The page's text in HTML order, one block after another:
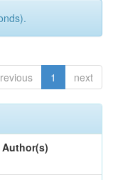
1 next
Author(s)